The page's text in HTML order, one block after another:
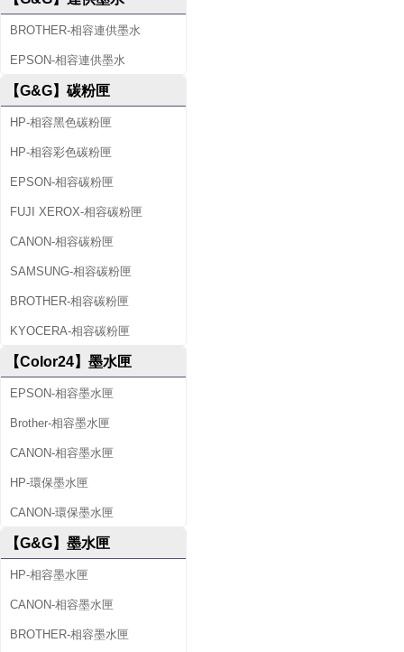
BROTHER-相容連供墨水
EPSON-相容連供墨水
【G&G】碳粉匣
HP-相容黑色碳粉匣
HP-相容彩色碳粉匣
EPSON-相容碳粉匣
FUJI XEROX-相容碳粉匣
CANON-相容碳粉匣
SAMSUNG-相容碳粉匣
BROTHER-相容碳粉匣
KYOCERA-相容碳粉匣
【Color24】墨水匣
EPSON-相容墨水匣
Brother-相容墨水匣
CANON-相容墨水匣
HP-環保墨水匣
CANON-環保墨水匣
【G&G】墨水匣
HP-相容墨水匣
CANON-相容墨水匣
BROTHER-相容墨水匣